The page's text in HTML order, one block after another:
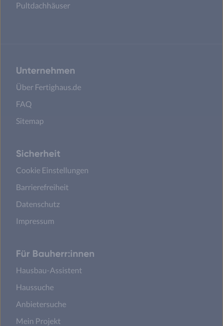
Pultdachhäuser
Unternehmen
Über Fertighaus.de
FAQ
Sitemap
Sicherheit
Cookie Einstellungen
Barrierefreiheit
Datenschutz
Impressum
Für Bauherr:innen
Hausbau-Assistent
Haussuche
Anbietersuche
Mein Projekt